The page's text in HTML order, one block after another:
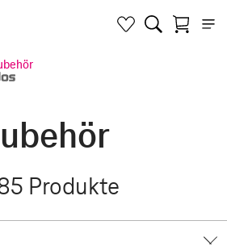
Produkte